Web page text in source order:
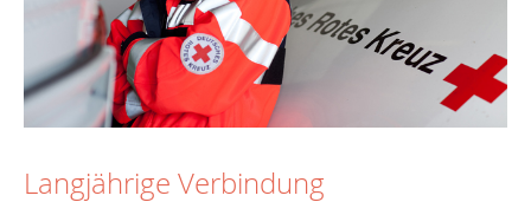
Langjährige Verbindung